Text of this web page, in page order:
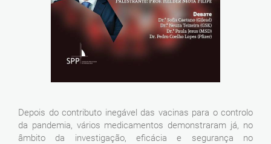
Depois do contributo inegável das vacinas para o controlo
da pandemia, vários medicamentos demonstraram já, no
âmbito da investigação, eficácia e segurança no